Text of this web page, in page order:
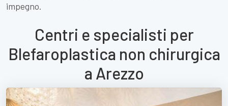
impegno.
Centri e specialisti per
Blefaroplastica non chirurgica
a Arezzo